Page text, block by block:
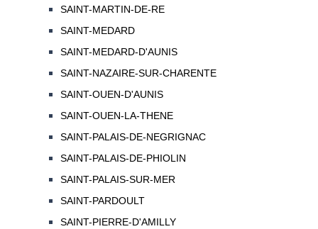
SAINT-MARTIN-DE-RE
SAINT-MEDARD
SAINT-MEDARD-D'AUNIS
SAINT-NAZAIRE-SUR-CHARENTE
SAINT-OUEN-D'AUNIS
SAINT-OUEN-LA-THENE
SAINT-PALAIS-DE-NEGRIGNAC
SAINT-PALAIS-DE-PHIOLIN
SAINT-PALAIS-SUR-MER
SAINT-PARDOULT
SAINT-PIERRE-D'AMILLY